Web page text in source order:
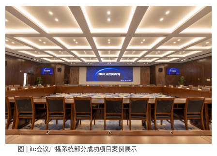
图 | itc会议广播系统部分成功项目案例展示